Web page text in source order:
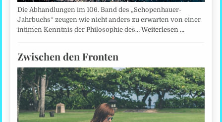
Die Abhandlungen im 106. Band des „Schopenhauer-
Jahrbuchs“ zeugen wie nicht anders zu erwarten von einer
intimen Kenntnis der Philosophie des…Weiterlesen …
Zwischen den Fronten